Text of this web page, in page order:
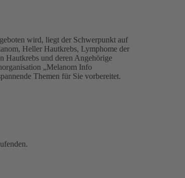
wird, liegt der Schwerpunkt auf
Heller Hautkrebs, Lymphome der
Hautkrebs und deren Angehörige
„Melanom Info
Themen für Sie vorbereitet.